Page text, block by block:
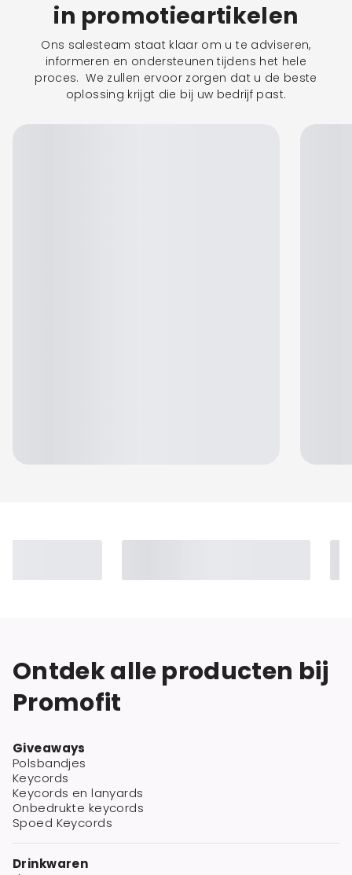
in promotieartikelen
Ons salesteam staat klaar om u te adviseren,
informeren en ondersteunen tijdens het hele
proces. We zullen ervoor zorgen dat u de beste
oplossing krijgt die bij uw bedrijf past.
Ontdek alle producten bij
Promofit
Giveaways
Polsbandjes
Keycords
Keycords en lanyards
Onbedrukte keycords
Spoed Keycords
Drinkwaren